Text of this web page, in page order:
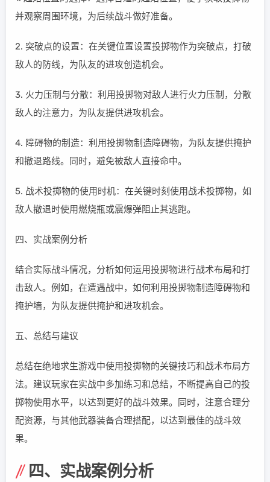
并观察周围环境，为后续战斗做好准备。
2. 突破点的设置：在关键位置设置投掷物作为突破点，打破
敌人的防线，为队友的进攻创造机会。
3. 火力压制与分散：利用投掷物对敌人进行火力压制，分散
敌人的注意力，为队友提供进攻机会。
4. 障碍物的制造：利用投掷物制造障碍物，为队友提供掩护
和撤退路线。同时，避免被敌人直接命中。
5. 战术投掷物的使用时机：在关键时刻使用战术投掷物，如
敌人撤退时使用燃烧瓶或震爆弹阻止其逃跑。
四、实战案例分析
结合实际战斗情况，分析如何运用投掷物进行战术布局和打
击敌人。例如，在遭遇战中，如何利用投掷物制造障碍物和
掩护墙，为队友提供掩护和进攻机会。
五、总结与建议
总结在绝地求生游戏中使用投掷物的关键技巧和战术布局方
法。建议玩家在实战中多加练习和总结，不断提高自己的投
掷物使用水平，以达到更好的战斗效果。同时，注意合理分
配资源，与其他武器装备合理搭配，以达到最佳的战斗效
果。
四、实战案例分析